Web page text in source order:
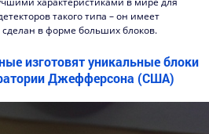
такого типа – он имеет
в форме больших блоков.
изготовят уникальные блоки
Джефферсона (США)